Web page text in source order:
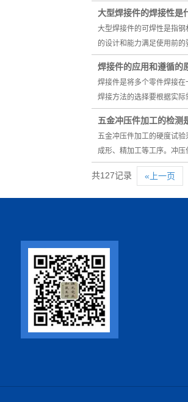
大型焊接件的焊接性是
大型焊接件的可焊性是指
的设计和能力满足使用前
焊接件的应用和遵循的
焊接件是将多个零件焊接
焊接方法的选择要根据实
五金冲压件加工的检测
五金冲压件加工的硬度试
成形、精加工等工序。冲
共127记录 «上一页